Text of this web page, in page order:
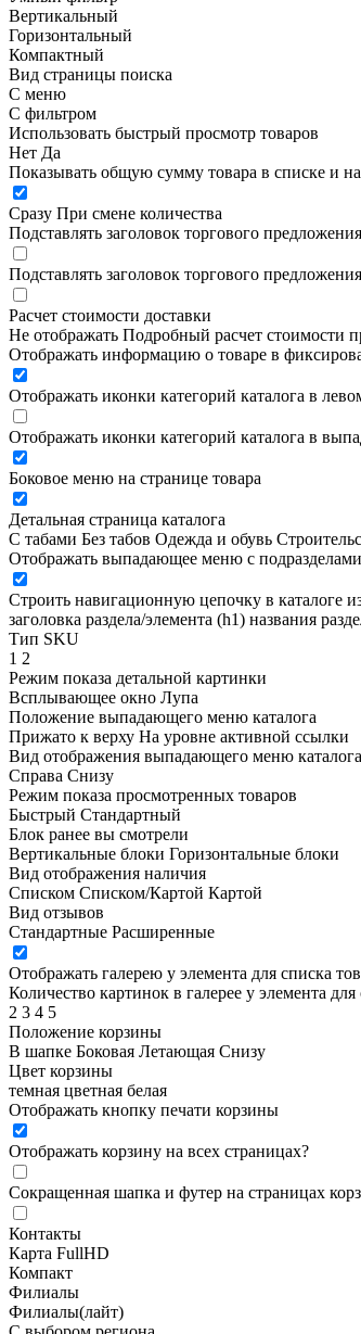
Вертикальный
Горизонтальный
Компактный
Вид страницы поиска
С меню
С фильтром
Использовать быстрый просмотр товаров
Нет Да
Показывать общую сумму товара в списке и
Сразу При смене количества
Подставлять заголовок торгового
Подставлять заголовок торгового
Расчет стоимости доставки
Не отображать Подробный расчет стоимости
Отображать информацию о товаре в
Отображать иконки категорий каталога в
Отображать иконки категорий каталога в
Боковое меню на странице товара
Детальная страница каталога
С табами Без табов Одежда и обувь
Отображать выпадающее меню с
Строить навигационную цепочку в каталоге
заголовка раздела/элемента (h1) названия
Тип SKU
1 2
Режим показа детальной картинки
Всплывающее окно Лупа
Положение выпадающего меню каталога
Прижато к верху На уровне активной ссылки
Вид отображения выпадающего меню каталога
Справа Снизу
Режим показа просмотренных товаров
Быстрый Стандартный
Блок ранее вы смотрели
Вертикальные блоки Горизонтальные блоки
Вид отображения наличия
Списком Списком/Картой Картой
Вид отзывов
Стандартные Расширенные
Отображать галерею у элемента для списка
Количество картинок в галерее у элемента для
2 3 4 5
Положение корзины
В шапке Боковая Летающая Снизу
Цвет корзины
темная цветная белая
Отображать кнопку печати корзины
Отображать корзину на всех страницах?
Сокращенная шапка и футер на страницах
Контакты
Карта FullHD
Компакт
Филиалы
Филиалы(лайт)